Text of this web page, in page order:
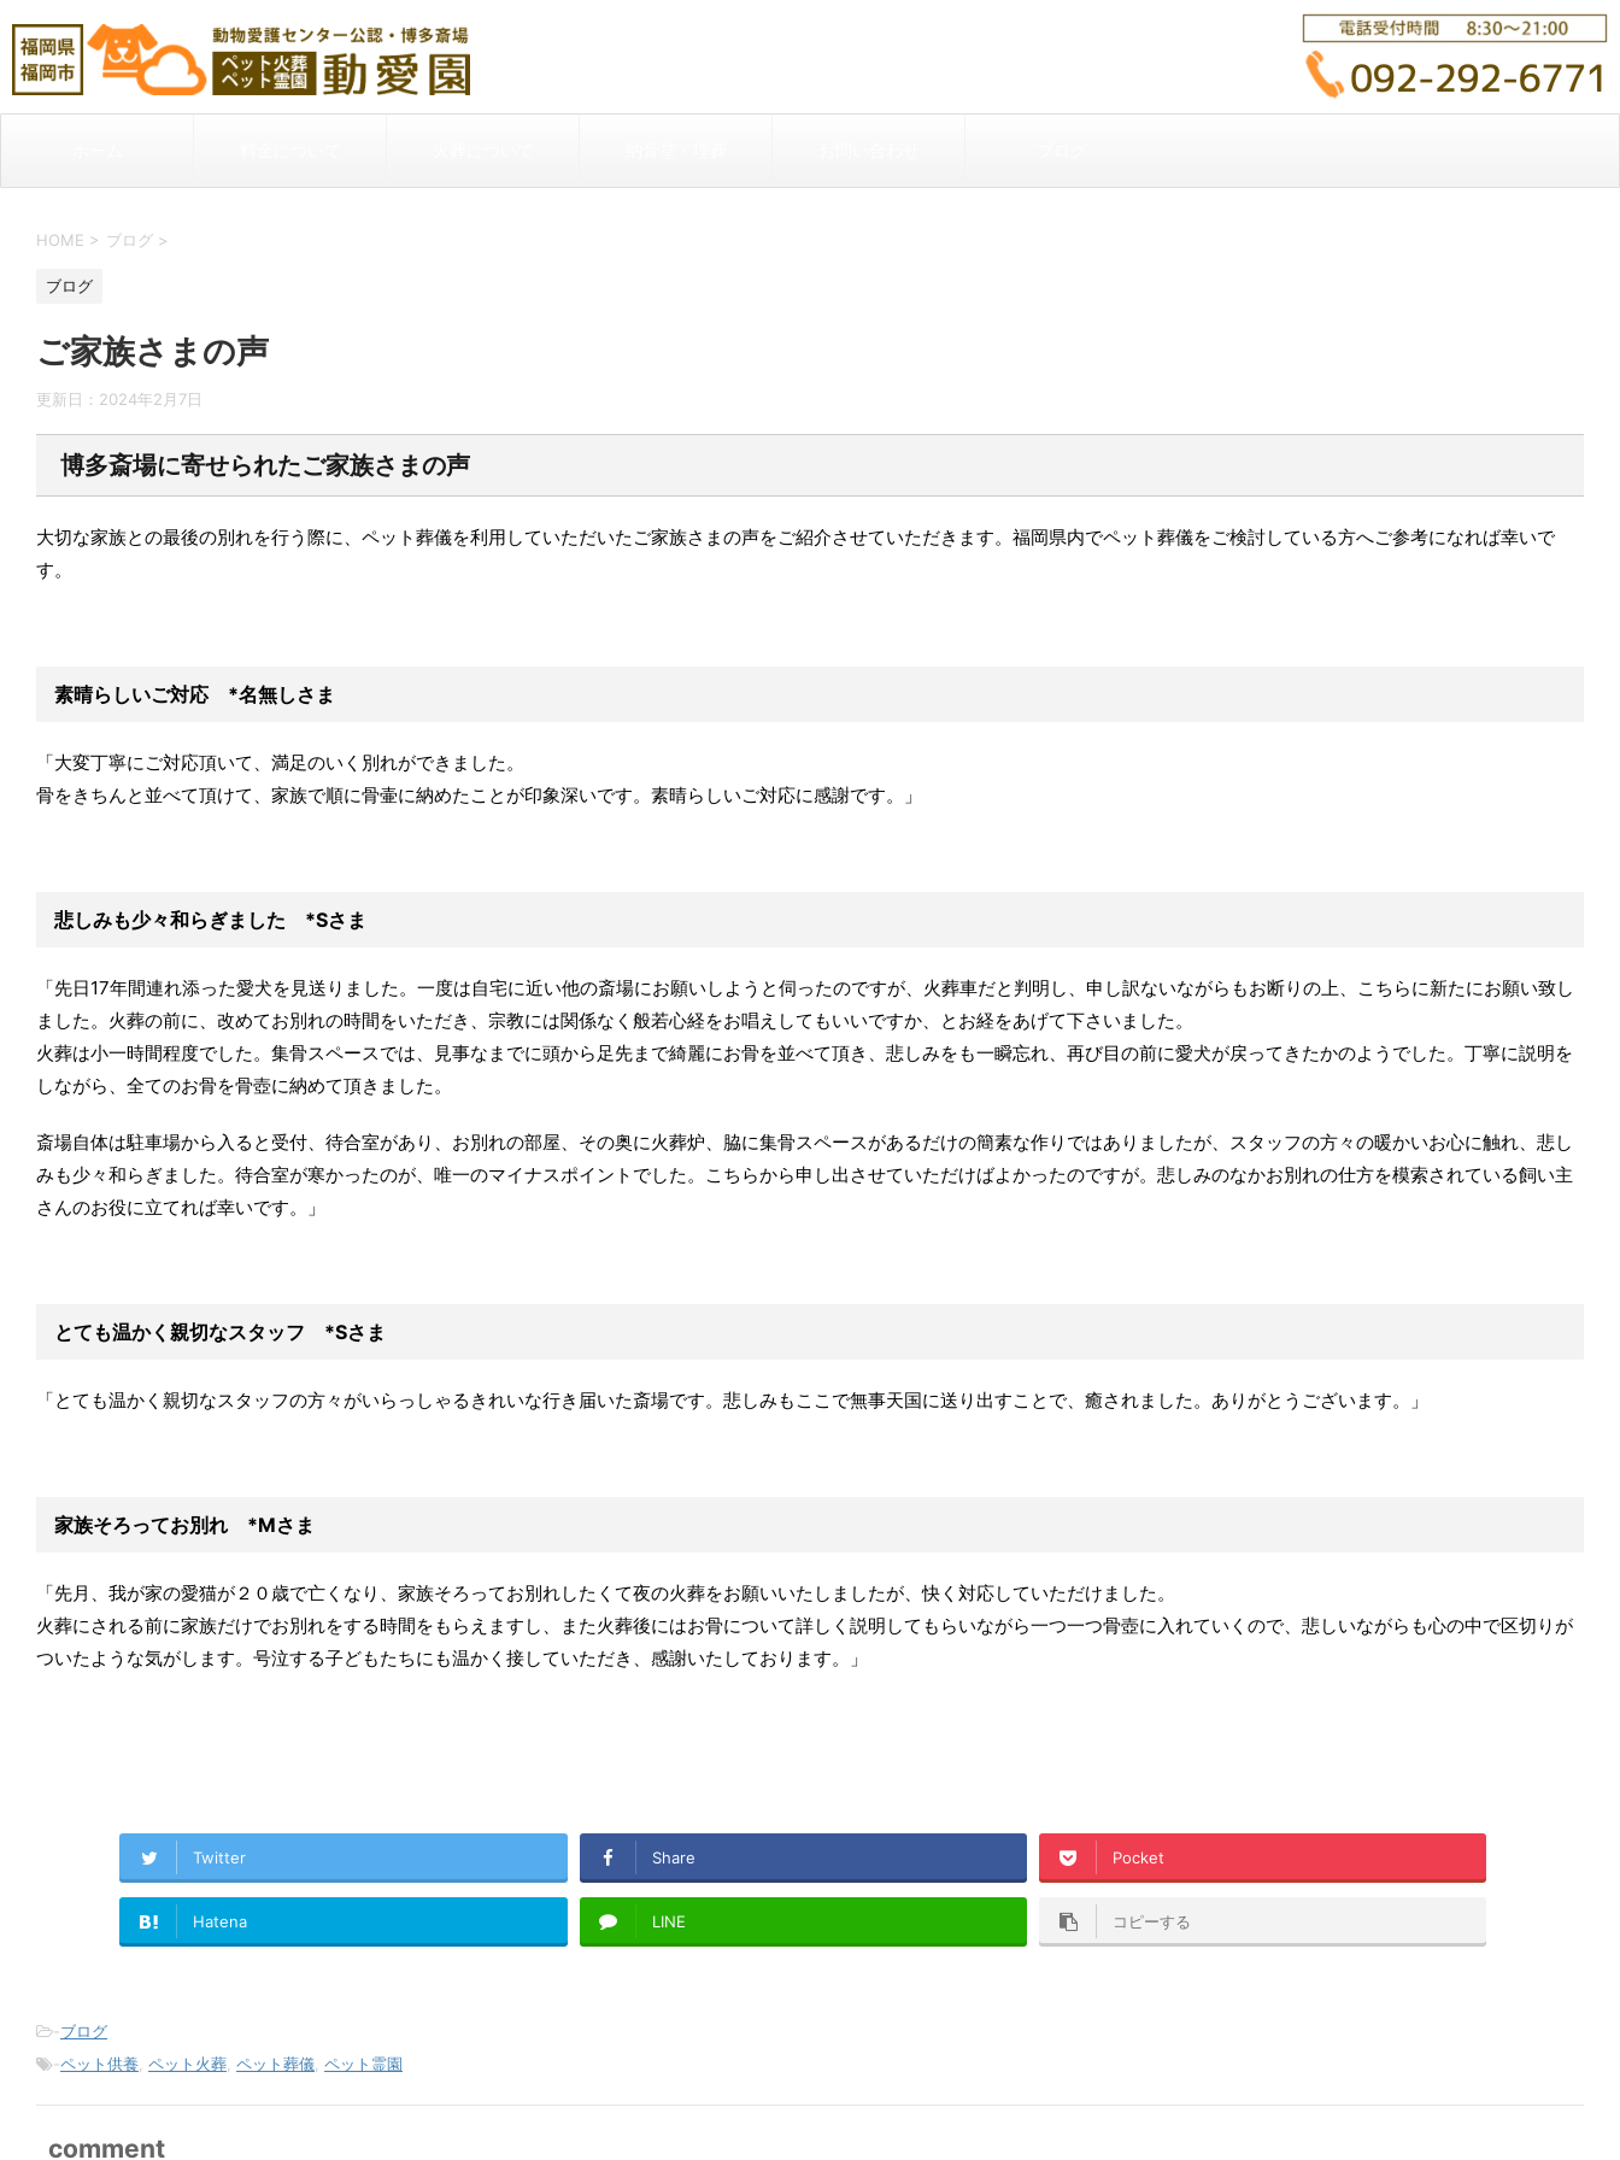
HOME > ブログ >
ブログ
ご家族さまの声
更新日： 2024年2月7日
博多斎場に寄せられたご家族さまの声
大切な家族との最後の別れを行う際に、ペット葬儀を利用していただいたご家族さまの声をご紹介させていただきます。福岡県内でペット葬儀をご検討している方へご参考になれば幸いで
す。
素晴らしいご対応 *名無しさま
「大変丁寧にご対応頂いて、満足のいく別れができました。
骨をきちんと並べて頂けて、家族で順に骨壷に納めたことが印象深いです。素晴らしいご対応に感謝です。」
悲しみも少々和らぎました *Sさま
「先日17年間連れ添った愛犬を見送りました。一度は自宅に近い他の斎場にお願いしようと伺ったのですが、火葬車だと判明し、申し訳ないながらもお断りの上、こちらに新たにお願い致し
ました。火葬の前に、改めてお別れの時間をいただき、宗教には関係なく般若心経をお唱えしてもいいですか、とお経をあげて下さいました。
火葬は小一時間程度でした。集骨スペースでは、見事なまでに頭から足先まで綺麗にお骨を並べて頂き、悲しみをも一瞬忘れ、再び目の前に愛犬が戻ってきたかのようでした。丁寧に説明を
しながら、全てのお骨を骨壺に納めて頂きました。
斎場自体は駐車場から入ると受付、待合室があり、お別れの部屋、その奥に火葬炉、脇に集骨スペースがあるだけの簡素な作りではありましたが、スタッフの方々の暖かいお心に触れ、悲し
みも少々和らぎました。待合室が寒かったのが、唯一のマイナスポイントでした。こちらから申し出させていただけばよかったのですが。悲しみのなかお別れの仕方を模索されている飼い主
さんのお役に立てれば幸いです。」
とても温かく親切なスタッフ *Sさま
「とても温かく親切なスタッフの方々がいらっしゃるきれいな行き届いた斎場です。悲しみもここで無事天国に送り出すことで、癒されました。ありがとうございます。」
家族そろってお別れ *Mさま
「先月、我が家の愛猫が２０歳で亡くなり、家族そろってお別れしたくて夜の火葬をお願いいたしましたが、快く対応していただけました。
火葬にされる前に家族だけでお別れをする時間をもらえますし、また火葬後にはお骨について詳しく説明してもらいながら一つ一つ骨壺に入れていくので、悲しいながらも心の中で区切りが
ついたような気がします。号泣する子どもたちにも温かく接していただき、感謝いたしております。」
Twitter Share Pocket
Hatena LINE コピーする
-ブログ
-ペット供養 ペット火葬 ペット葬儀 ペット霊園
comment